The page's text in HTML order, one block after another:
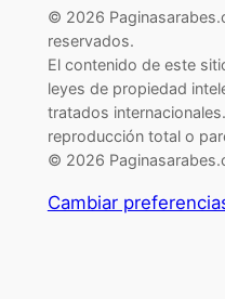
© 2026
reservados.
El contenido de este
leyes de propiedad
tratados
reproducción total o
© 2026
Cambiar